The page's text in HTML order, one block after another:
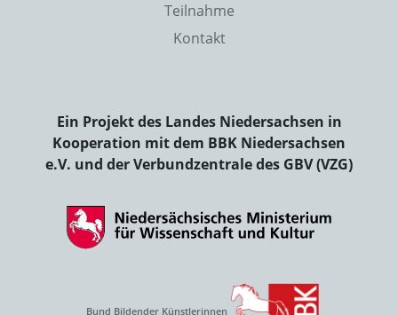
Teilnahme
Kontakt
Ein Projekt des Landes Niedersachsen in
Kooperation mit dem BBK Niedersachsen
e.V. und der Verbundzentrale des GBV (VZG)
Bund Bildender Künstlerinnen